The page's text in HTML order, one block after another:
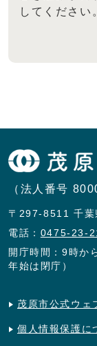
してください
（法人番号
〒297-8511 千葉
電話： 0475-23-
開庁時間：9時か
年始は閉庁）
茂原市公式ウェ
個人情報保護に